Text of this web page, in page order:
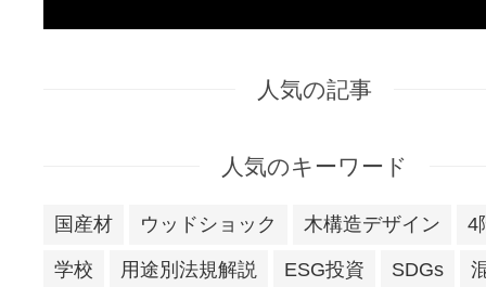
人気の記事
人気のキーワード
国産材 ウッドショック 木構造デザイン 4
学校 用途別法規解説 ESG投資 SDGs